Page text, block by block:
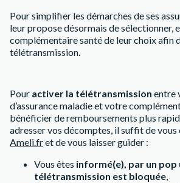
Pour simplifier les démarches de ses
leur propose désormais de sélectionner,
complémentaire santé de leur choix afin
télétransmission.
Pour activer la télétransmission entre
d’assurance maladie et votre
bénéficier de remboursements plus
adresser vos décomptes, il suffit de vous
Ameli.fret de vous laisser guider :
Vous êtes informé(e), par un pop
télétransmission est bloquée,